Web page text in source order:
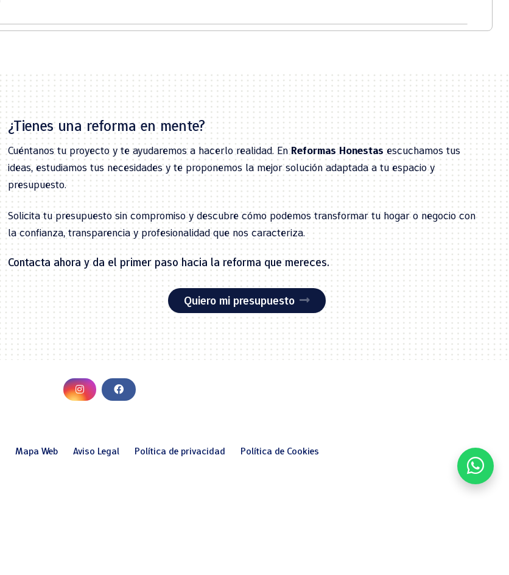
¿Tienes una reforma en mente?
Cuéntanos tu proyecto y te ayudaremos a hacerlo realidad. EnReformas Honestas escuchamos tus
ideas, estudiamos tus necesidades y te proponemos la mejor solución adaptada a tu espacio y
presupuesto.
Solicita tu presupuesto sin compromiso y descubre cómo podemos transformar tu hogar o negocio con
la confianza, transparencia y profesionalidad que nos caracteriza.
Contacta ahora y da el primer paso hacia la reforma que mereces.
Quiero mi presupuesto
Mapa Web Aviso Legal Política de privacidad Política de Cookies